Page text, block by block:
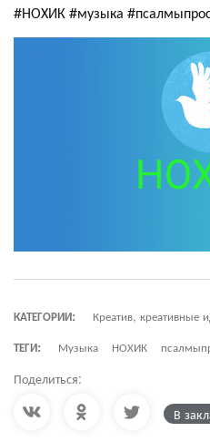
#НОХИК #музыка
КАТЕГОРИИ:
Креатив, креативные
ТЕГИ:
Музыка НОХИК
Поделиться:
В